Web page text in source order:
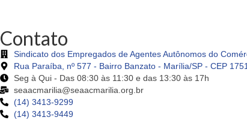
Contato
Sindicato dos Empregados de Agentes Autônomos do
Rua Paraíba, nº 577 - Bairro Banzato - Marília/SP - CEP
Seg à Qui - Das 08:30 às 11:30 e das 13:30 às 17h
seaacmarilia@seaacmarilia.org.br
(14) 3413-9299
(14) 3413-9449